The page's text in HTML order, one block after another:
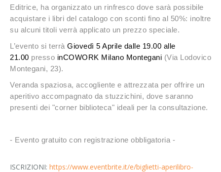
Editrice, ha organizzato un rinfresco dove sarà possibile
acquistare i libri del catalogo con sconti fino al 50%: inoltre
su alcuni titoli verrà applicato un prezzo speciale.
L’evento si terrà Giovedì 5 Aprile dalle 19.00 alle
21.00 presso inCOWORK Milano Montegani (Via Lodovico
Montegani, 23).
Veranda spaziosa, accogliente e attrezzata per offrire un
aperitivo accompagnato da stuzzichini, dove saranno
presenti dei "corner biblioteca" ideali per la consultazione.
- Evento gratuito con registrazione obbligatoria -
ISCRIZIONI: https://www.eventbrite.it/e/biglietti-aperilibro-